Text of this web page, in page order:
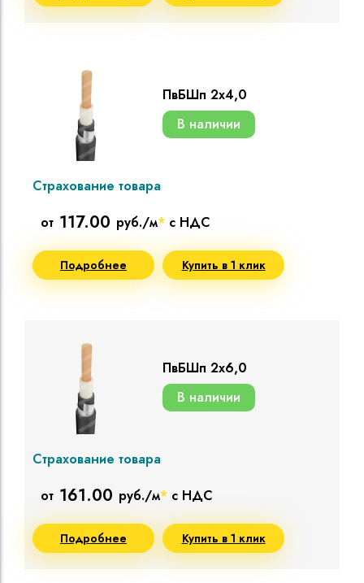
ПвБШп 2х4,0
В наличии
Страхование товара
от 117.00 руб./м* с НДС
Подробнее Купить в 1 клик
ПвБШп 2х6,0
В наличии
Страхование товара
от 161.00 руб./м* с НДС
Подробнее Купить в 1 клик